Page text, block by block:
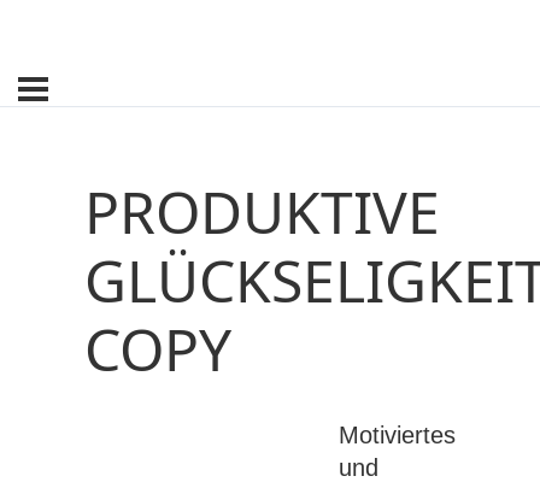
PRODUKTIVE
COPY
Motiviertes
und